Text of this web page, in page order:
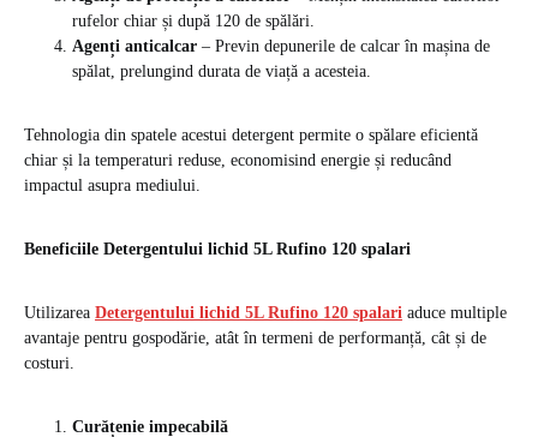
rufelor chiar și după 120 de spălări.
Agenți anticalcar – Previn depunerile de calcar în mașina de
spălat, prelungind durata de viață a acesteia.
Tehnologia din spatele acestui detergent permite o spălare eficientă
chiar și la temperaturi reduse, economisind energie și reducând
impactul asupra mediului.
Beneficiile Detergentului lichid 5L Rufino 120 spalari
Utilizarea Detergentului lichid 5L Rufino 120 spalari aduce multiple
avantaje pentru gospodărie, atât în termeni de performanță, cât și de
costuri.
Curățenie impecabilă